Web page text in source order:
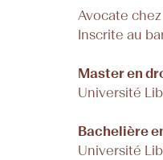
Avocate
Inscrite au
Master en
Université
Bachelière
Université